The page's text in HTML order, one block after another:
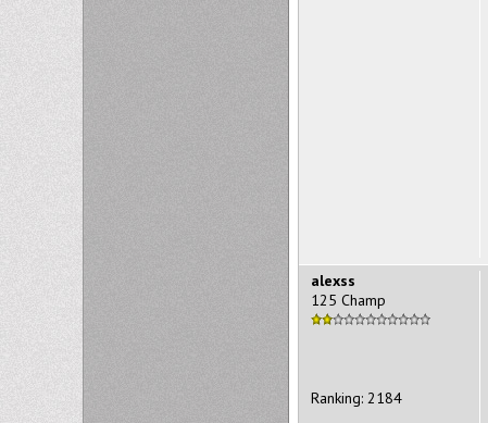
alexss
125 Champ
Ranking: 2184